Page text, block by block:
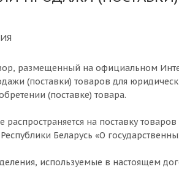
размещенный на официальном
(поставки) товаров для
(поставке) товара.
на поставку
Беларусь «О
используемые в настоящем